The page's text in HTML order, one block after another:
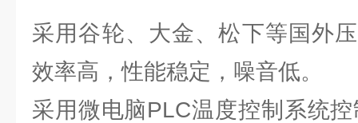
采用谷轮、大金、松下等国外
效率高，性能稳定，噪音低。
采用微电脑PLC温度控制系统